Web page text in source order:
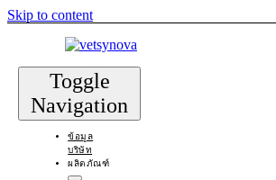
Skip to content
Toggle
Navigation
ข้อมูล
บริษัท
ผลิตภัณฑ์